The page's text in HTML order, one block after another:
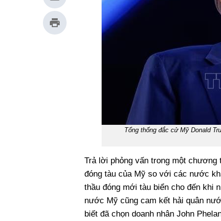
Tổng thống đắc cử Mỹ Donald
Trả lời phỏng vấn trong một chương
đóng tàu của Mỹ so với các nước
thầu đóng mới tàu biển cho đến khi
nước Mỹ cũng cam kết hải quân
biết đã chọn doanh nhân John